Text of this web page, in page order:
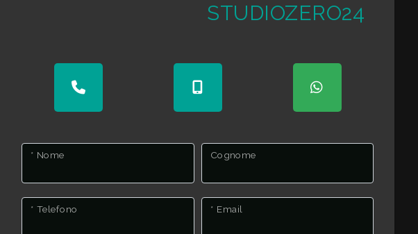
STUDIOZERO24
* Nome Cognome
* Telefono * Email